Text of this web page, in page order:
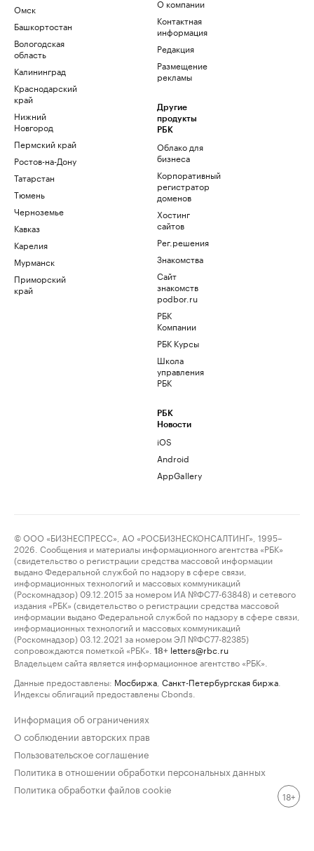
Омск
Башкортостан
Вологодская
область
Калининград
Краснодарский
край
Нижний
Новгород
Пермский край
Ростов-на-Дону
Татарстан
Тюмень
Черноземье
Кавказ
Карелия
Мурманск
Приморский
край
О компании
Контактная
информация
Редакция
Размещение
рекламы
Другие
продукты
РБК
Облако для
бизнеса
Корпоративный
регистратор
доменов
Хостинг
сайтов
Рег.решения
Знакомства
Сайт
знакомств
podbor.ru
РБК
Компании
РБК Курсы
Школа
управления
РБК
РБК
Новости
iOS
Android
AppGallery
© ООО «БИЗНЕСПРЕСС», АО «РОСБИЗНЕСКОНСАЛТИНГ», 1995–
2026. Сообщения и материалы информационного агентства «РБК»
(свидетельство о регистрации средства массовой информации
выдано Федеральной службой по надзору в сфере связи,
информационных технологий и массовых коммуникаций
(Роскомнадзор) 09.12.2015 за номером ИА №ФС77-63848) и сетевого
издания «РБК» (свидетельство о регистрации средства массовой
информации выдано Федеральной службой по надзору в сфере связи,
информационных технологий и массовых коммуникаций
(Роскомнадзор) 03.12.2021 за номером ЭЛ №ФС77-82385)
сопровождаются пометкой «РБК».
18+ letters@rbc.ru
Владельцем сайта является информационное агентство «РБК».
Данные предоставлены: Мосбиржа Санкт-Петербургская биржа
Индексы облигаций предоставлены Cbonds.
Информация об ограничениях
О соблюдении авторских прав
Пользовательское соглашение
Политика в отношении обработки персональных данных
Политика обработки файлов cookie
18+